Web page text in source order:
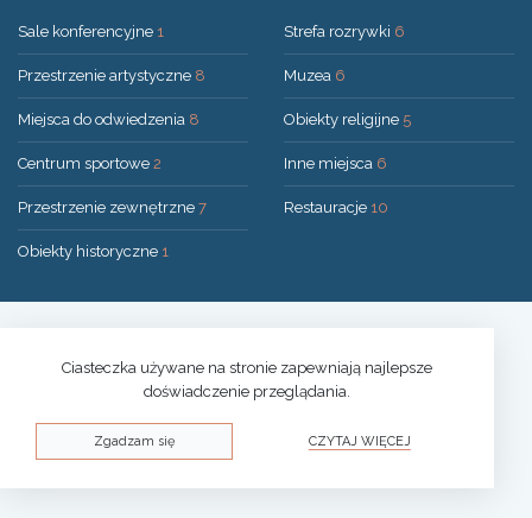
Sale konferencyjne 1
Przestrzenie artystyczne 8
Miejsca do odwiedzenia 8
Centrum sportowe 2
Przestrzenie zewnętrzne 7
Obiekty historyczne 1
Strefa rozrywki 6
Muzea 6
Obiekty religijne 5
Inne miejsca 6
Restauracje 10
Polityka prywatności
Ciasteczka używane na stronie zapewniają najlepsze
doświadczenie przeglądania.
Zgadzam się CZYTAJ WIĘCEJ